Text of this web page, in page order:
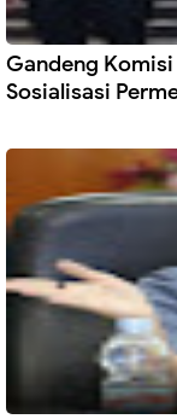
Gandeng
Sosialisasi